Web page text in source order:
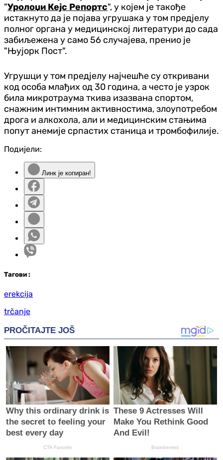
"Уролоџи Кејс Репортс", у којем је такође
истакнуто да је појава угрушака у том предјелу
полног органа у медицинској литератури до сада
забиљежена у само 56 случајева, пренио је
"Њујорк Пост".
Угрушци у том предјелу најчешће су откривани
код особа млађих од 30 година, а често је узрок
била микротраума ткива изазвана спортом,
снажним интимним активностима, злоупотребом
дрога и алкохола, али и медицинским стањима
попут анемије српастих станица и тромбофилије.
Подијели:
Линк је копиран!
Тагови :
erekcija
trčanje